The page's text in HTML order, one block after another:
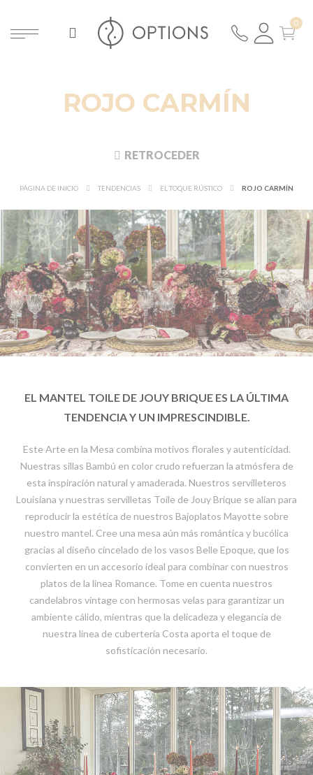
ROJO CARMÍN
RETROCEDER
PÁGINA DE INICIO TENDENCIAS EL TOQUE RÚSTICO ROJO CARMÍN
EL MANTEL TOILE DE JOUY BRIQUE ES LA ÚLTIMA
TENDENCIA Y UN IMPRESCINDIBLE.
Este Arte en la Mesa combina motivos florales y autenticidad.
Nuestras sillas Bambú en color crudo refuerzan la atmósfera de
esta inspiración natural y amaderada. Nuestros servilleteros
Louisiana y nuestras servilletas Toile de Jouy Brique se alían para
reproducir la estética de nuestros Bajoplatos Mayotte sobre
nuestro mantel. Cree una mesa aún más romántica y bucólica
gracias al diseño cincelado de los vasos Belle Epoque, que los
convierten en un accesorio ideal para combinar con nuestros
platos de la línea Romance. Tome en cuenta nuestros
candelabros vintage con hermosas velas para garantizar un
ambiente cálido, mientras que la delicadeza y elegancia de
nuestra línea de cubertería Costa aporta el toque de
sofisticación necesario.